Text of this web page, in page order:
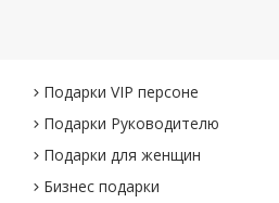
Подарки VIP персоне
Подарки Руководителю
Подарки для женщин
Бизнес подарки